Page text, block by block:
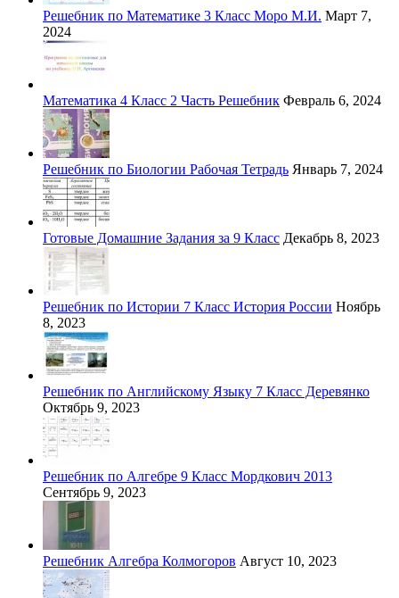
Решебник по Математике 3 Класс Моро М.И. Март 7,
2024
Математика 4 Класс 2 Часть Решебник Февраль 6, 2024
Решебник по Биологии Рабочая Тетрадь Январь 7, 2024
Готовые Домашние Задания за 9 Класс Декабрь 8, 2023
Решебник по Истории 7 Класс История России Ноябрь
8, 2023
Решебник по Английскому Языку 7 Класс Деревянко
Октябрь 9, 2023
Решебник по Алгебре 9 Класс Мордкович 2013
Сентябрь 9, 2023
Решебник Алгебра Колмогоров Август 10, 2023